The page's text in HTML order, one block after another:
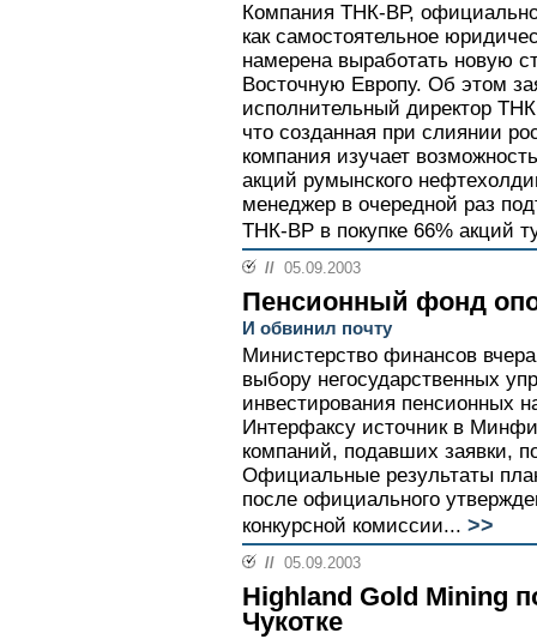
Компания ТНК-ВР,
как самостоятельное
намерена выработать новую
Восточную Европу. Об этом
исполнительный директор
что созданная при слиянии
компания изучает
акций румынского
менеджер в очередной раз
ТНК-ВР в покупке 66% акций
// 05.09.2003
Пенсионный фонд
И обвинил почту
Министерство финансов
выбору негосударственных
инвестирования пенсионных
Интерфаксу источник в
компаний, подавших заявки,
Официальные результаты
после официального
конкурсной комиссии... >>
// 05.09.2003
Highland Gold Mining
Чукотке